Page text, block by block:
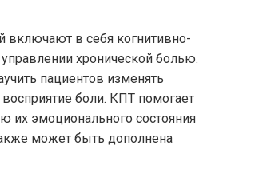
включают в себя когнитивно-
хронической болью.
пациентов изменять
боли. КПТ помогает
их эмоционального состояния
может быть дополнена